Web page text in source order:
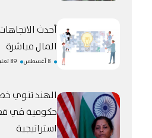
أحدث
المال مباشرة
8 أغسطس 89 تعليق
الهند تنوي
حكومية في
استراتيجية